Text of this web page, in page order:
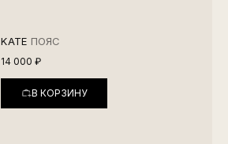
KATE ПОЯС
14 000 ₽
В КОРЗИНУ